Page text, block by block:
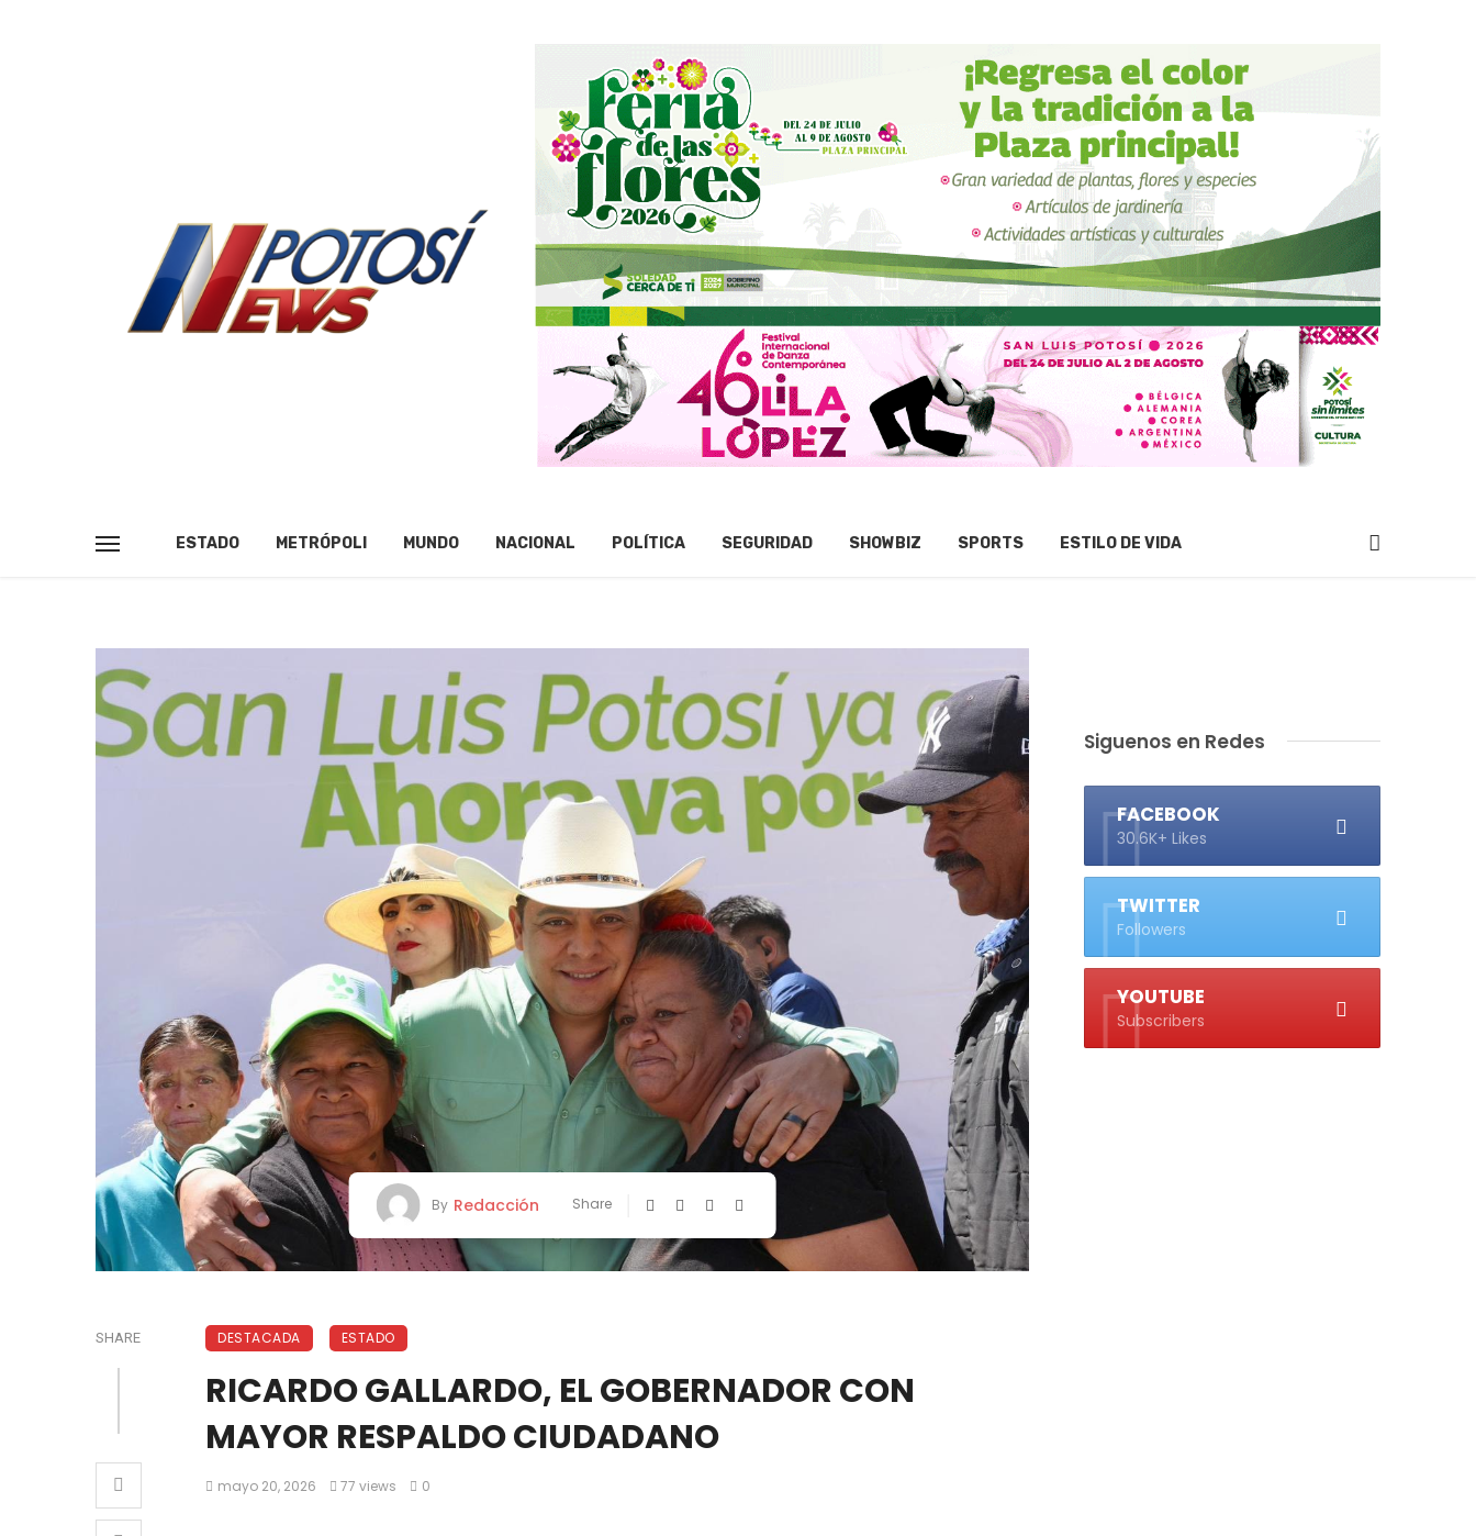
ESTADO METRÓPOLI MUNDO NACIONAL POLÍTICA SEGURIDAD SHOWBIZ SPORTS ESTILO DE VIDA
By Redacción Share
SHARE DESTACADA ESTADO
RICARDO GALLARDO, EL GOBERNADOR CON
MAYOR RESPALDO CIUDADANO
mayo 20, 2026 77 views 0
Siguenos en Redes
FACEBOOK
30.6K+ Likes
TWITTER
Followers
YOUTUBE
Subscribers